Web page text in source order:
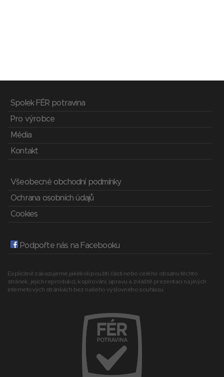
Spolek FÉR potravina
Pro výrobce
Média
Kontakt
Všeobecné obchodní podmínky
Ochrana osobních údajů
Cookies
Podpořte nás na Facebooku
Explicitně zakazujeme jakékoli použití části nebo celého obsahu těchto
stránek, jejich reprodukci, kopírování, úpravu a zvláště prezentaci na jiných
internetových stránkách bez našeho výslovného souhlasu.